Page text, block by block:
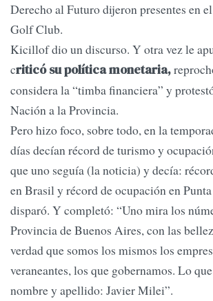
Derecho al Futuro dijeron presentes en
Golf Club.
Kicillof dio un discurso. Y otra vez le
criticó su política monetaria,
considera la “timba financiera” y
Nación a la Provincia.
Pero hizo foco, sobre todo, en la
días decían récord de turismo y
que uno seguía (la noticia) y decía:
en Brasil y récord de ocupación en
disparó. Y completó: “Uno mira los
Provincia de Buenos Aires, con las
verdad que somos los mismos los
veraneantes, los que gobernamos. Lo
nombre y apellido: Javier Milei”.